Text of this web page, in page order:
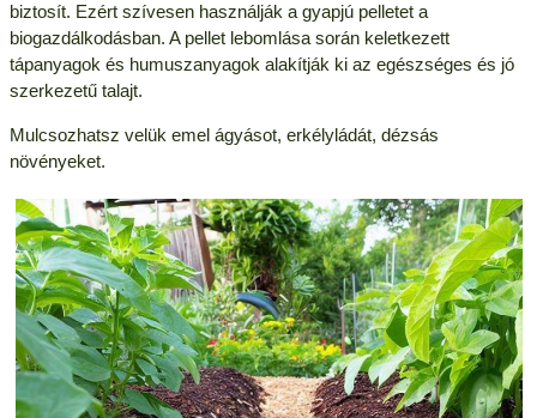
biztosít. Ezért szívesen használják a gyapjú pelletet a
biogazdálkodásban. A pellet lebomlása során keletkezett
tápanyagok és humuszanyagok alakítják ki az egészséges és jó
szerkezetű talajt.
Mulcsozhatsz velük emel ágyásot, erkélyládát, dézsás
növényeket.